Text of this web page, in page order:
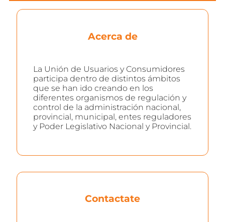
Acerca de
La Unión de Usuarios y Consumidores
participa dentro de distintos ámbitos
que se han ido creando en los
diferentes organismos de regulación y
control de la administración nacional,
provincial, municipal, entes reguladores
y Poder Legislativo Nacional y Provincial.
Contactate